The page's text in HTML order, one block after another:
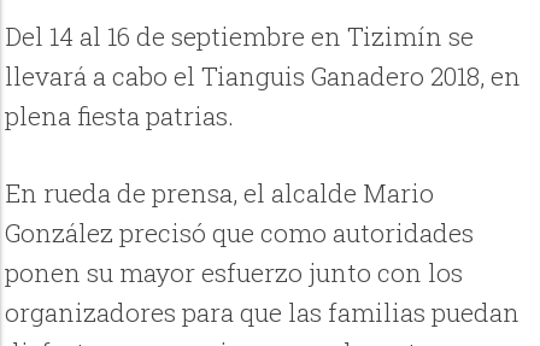
Del 14 al 16 de septiembre en Tizimín se
llevará a cabo el Tianguis Ganadero 2018, en
plena fiesta patrias.
En rueda de prensa, el alcalde Mario
González precisó que como autoridades
ponen su mayor esfuerzo junto con los
organizadores para que las familias puedan